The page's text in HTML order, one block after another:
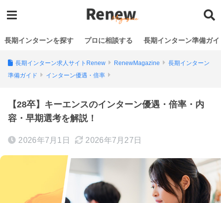
長期インターンを探す プロに相談する 長期インターン準備ガイ
長期インターン求人サイトRenew RenewMagazine
長期インターン
準備ガイド
インターン優遇・倍率
【28卒】キーエンスのインターン優遇・倍率・内
容・早期選考を解説！
2026年7月1日 2026年7月27日